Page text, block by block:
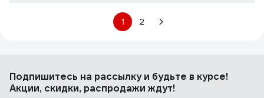
1 2
Подпишитесь на рассылкуи будьте в курсе!
Акции, скидки, распродажи ждут!